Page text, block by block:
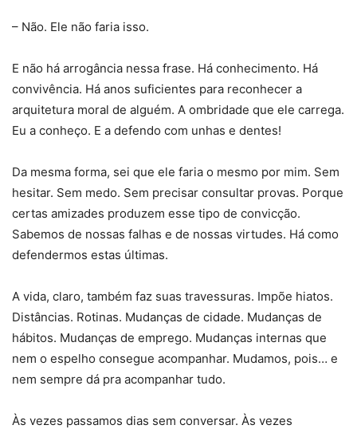
– Não. Ele não faria isso.
E não há arrogância nessa frase. Há conhecimento. Há
convivência. Há anos suficientes para reconhecer a
arquitetura moral de alguém. A ombridade que ele carrega.
Eu a conheço. E a defendo com unhas e dentes!
Da mesma forma, sei que ele faria o mesmo por mim. Sem
hesitar. Sem medo. Sem precisar consultar provas. Porque
certas amizades produzem esse tipo de convicção.
Sabemos de nossas falhas e de nossas virtudes. Há como
defendermos estas últimas.
A vida, claro, também faz suas travessuras. Impõe hiatos.
Distâncias. Rotinas. Mudanças de cidade. Mudanças de
hábitos. Mudanças de emprego. Mudanças internas que
nem o espelho consegue acompanhar. Mudamos, pois… e
nem sempre dá pra acompanhar tudo.
Às vezes passamos dias sem conversar. Às vezes